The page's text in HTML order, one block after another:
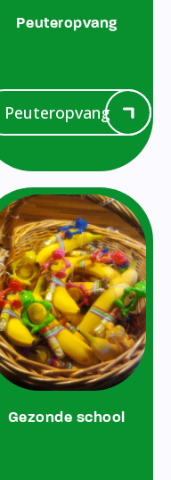
Peuteropvang
Peuteropvang
Gezonde school